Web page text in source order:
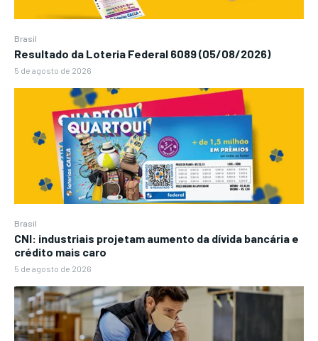
Brasil
Resultado da Loteria Federal 6089 (05/08/2026)
5 de agosto de 2026
Brasil
CNI: industriais projetam aumento da dívida bancária e
crédito mais caro
5 de agosto de 2026